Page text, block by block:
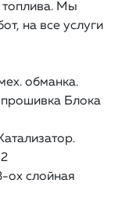
топлива. Мы
на все услуги
обманка.
прошивка Блока
ох слойная